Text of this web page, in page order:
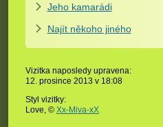
Jeho kamarádi
Najít někoho jiného
Vizitka naposledy upravena:
12. prosince 2013 v 18:08
Styl vizitky:
Love, © Xx-Miva-xX